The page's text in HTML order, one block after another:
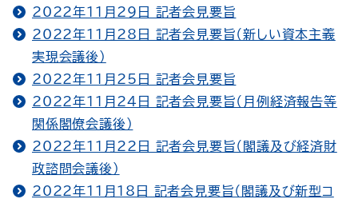
2022年11月29日 記者会見要旨
2022年11月28日 記者会見要旨（新しい資本主義
実現会議後）
2022年11月25日 記者会見要旨
2022年11月24日 記者会見要旨（月例経済報告等
関係閣僚会議後）
2022年11月22日 記者会見要旨（閣議及び経済財
政諮問会議後）
2022年11月18日 記者会見要旨（閣議及び新型コ